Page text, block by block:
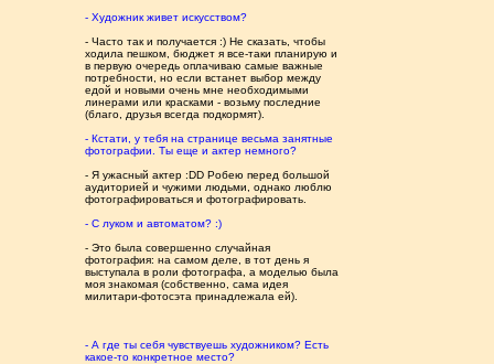
- Художник живет искусством?
- Часто так и получается :) Не сказать, чтобы
ходила пешком, бюджет я все-таки планирую и
в первую очередь оплачиваю самые важные
потребности, но если встанет выбор между
едой и новыми очень мне необходимыми
линерами или красками - возьму последние
(благо, друзья всегда подкормят).
- Кстати, у тебя на странице весьма занятные
фотографии. Ты еще и актер немного?
- Я ужасный актер :DD Робею перед большой
аудиторией и чужими людьми, однако люблю
фотографироваться и фотографировать.
- С луком и автоматом? :)
- Это была совершенно случайная
фотография: на самом деле, в тот день я
выступала в роли фотографа, а моделью была
моя знакомая (собственно, сама идея
милитари-фотосэта принадлежала ей).
- А где ты себя чувствуешь художником? Есть
какое-то конкретное место?